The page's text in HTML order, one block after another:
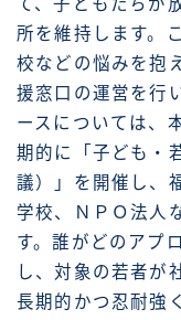
て、子どもたちが
所を維持します。
校などの悩みを抱
援窓口の運営を行
ースについては、
期的に「子ども・
議）」を開催し、
学校、ＮＰＯ法人
す。誰がどのアプ
し、対象の若者が
長期的かつ忍耐強